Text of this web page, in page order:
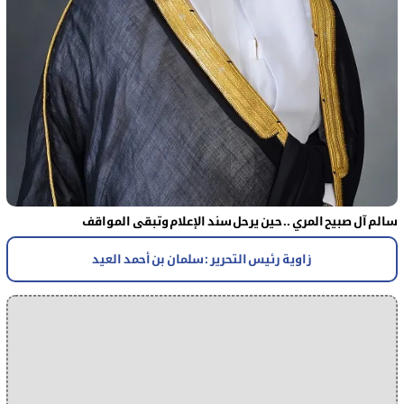
سالم آل صبيح المري .. حين يرحل سند الإعلام وتبقى المواقف
زاوية رئيس التحرير : سلمان بن أحمد العيد